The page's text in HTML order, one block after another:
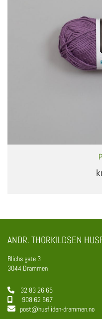
ANDR. THORKILDSEN
Blichs gate 3
3044 Drammen
 32 83 26 65
 908 62 567
 post@husfliden-drammen.no